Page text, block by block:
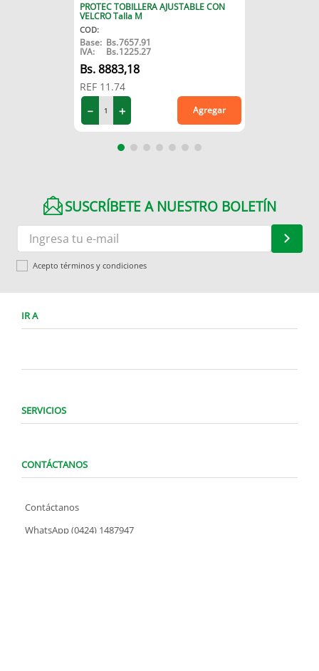
PROTEC TOBILLERA AJUSTABLE CON
VELCRO Talla M
COD:
Base: Bs.7657.91
IVA: Bs.1225.27
8883,18
REF 11.74
＋
－ Agregar
SUSCRÍBETE A NUESTRO BOLETÍN
Acepto términos y condiciones
IR A
SERVICIOS
CONTÁCTANOS
Contáctanos
WhatsApp (0424) 1487947